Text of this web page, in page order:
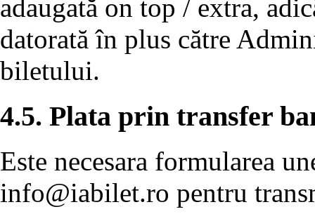
adaugată on top / extra,
datorată în plus către
biletului.
4.5. Plata prin transfer
Este necesara formularea
info@iabilet.ro pentru